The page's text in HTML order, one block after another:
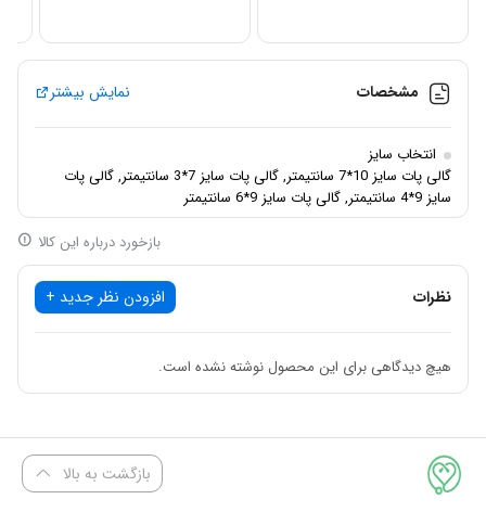
through
9,000,000
مشخصات نمایش بیشتر
انتخاب سایز
گالی پات سایز 10*7 سانتیمتر, گالی پات سایز 7*3 سانتیمتر, گالی پات
سایز 9*4 سانتیمتر, گالی پات سایز 9*6 سانتیمتر
بازخورد درباره این کالا
نظرات افزودن نظر جدید +
هیچ دیدگاهی برای این محصول نوشته نشده است.
بازگشت به بالا